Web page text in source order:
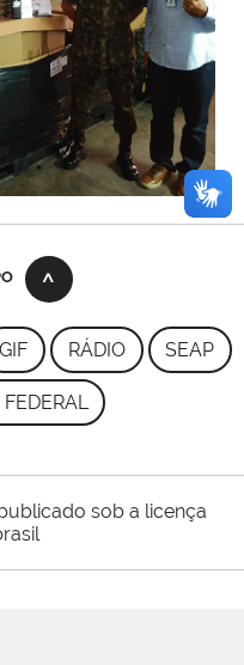
GIF RÁDIO SEAP
sob a licença